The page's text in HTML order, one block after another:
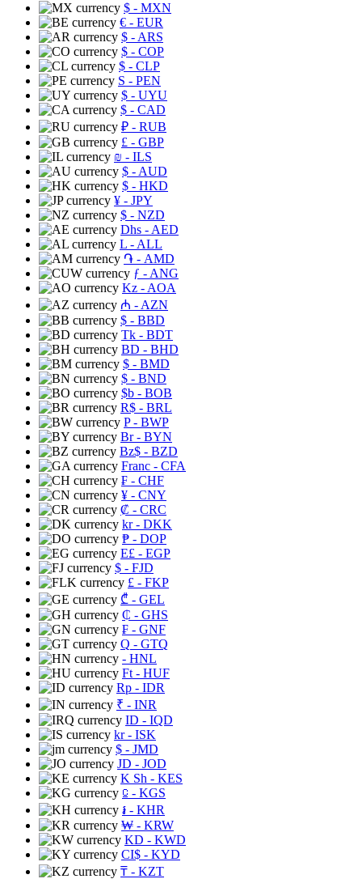
$ - MXN
€ - EUR
$ - ARS
$ - COP
$ - CLP
S - PEN
$ - UYU
$ - CAD
₽ - RUB
£ - GBP
₪ - ILS
$ - AUD
$ - HKD
¥ - JPY
$ - NZD
Dhs - AED
L - ALL
֏ - AMD
ƒ - ANG
Kz - AOA
₼ - AZN
$ - BBD
Tk - BDT
BD - BHD
$ - BMD
$ - BND
$b - BOB
R$ - BRL
P- BWP
Br- BYN
Bz$ - BZD
Franc - CFA
₣ - CHF
¥ - CNY
₡ - CRC
kr- DKK
₱ - DOP
E£ - EGP
$ - FJD
£ - FKP
₾ - GEL
₵ - GHS
₣ - GNF
Q - GTQ
- HNL
Ft - HUF
Rp - IDR
₹ - INR
ID - IQD
kr- ISK
$ - JMD
JD - JOD
K Sh - KES
⃀ - KGS
៛ - KHR
₩ - KRW
KD - KWD
CI$ - KYD
₸ - KZT